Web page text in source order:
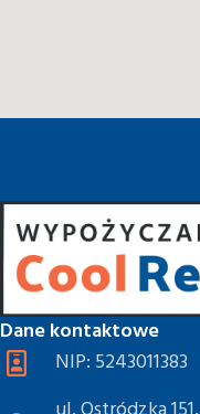
Dane kontaktowe
NIP: 5243011383